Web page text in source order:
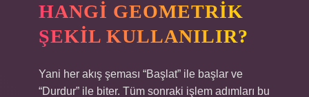
HANGI GEOMETRIK
ŞEKIL KULLANILIR?
Yani her akış şeması “Başlat” ile başlar ve
“Durdur” ile biter. Tüm sonraki işlem adımları bu